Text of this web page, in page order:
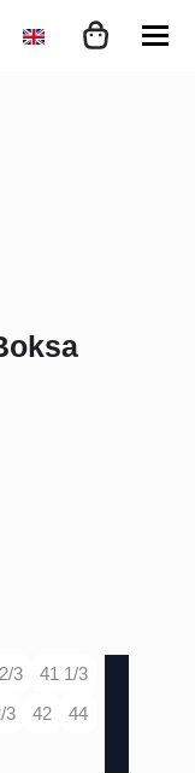
3
41 1/3
3 42
44